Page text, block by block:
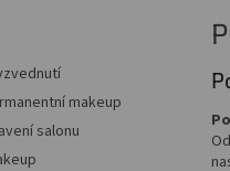
makeup
salonu